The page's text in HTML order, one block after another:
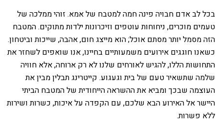
בכל לב אדם חבויה פינה חמה למטבח של אמא. זוהי ממלכה של
טעמים מוכרים, ניחוחות עוטפים וזיכרונות ילדות מתוקים. המטבח
הזה מסמל יותר מסתם אוכל; הוא מייצג חום, אהבה, שייכות וביטחון.
כשאנו חוגגים אירועים משמעותיים בחיינו, אנו שואפים לשחזר את
התחושות הללו, להגיש לאורחים שלנו לא רק ארוחה, אלא חוויה
שלמה שתשאיר טעם של בית וגעגוע. קייטרינג תבלין מבין את
העוצמה שבכך ומביא את ההשראה הייחודית של המטבח הביתי
היישר אל האירוע הבא שלכם, עם הקפדה על איכות, כשרות ושירות
ללא פשרות.